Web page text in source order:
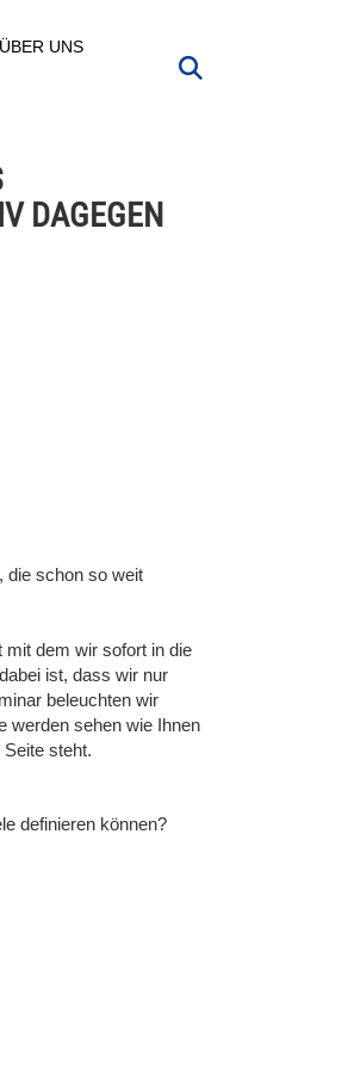
ÜBER UNS
DAGEGEN
die schon so weit
mit dem wir sofort in die
ist, dass wir nur
beleuchten wir
werden sehen wie Ihnen
steht.
definieren können?